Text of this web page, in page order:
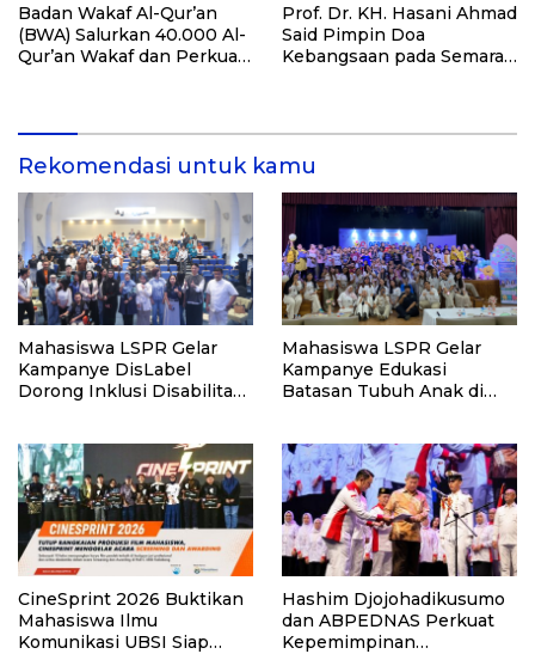
Badan Wakaf Al-Qur’an
(BWA) Salurkan 40.000 Al-
Qur’an Wakaf dan Perkuat
Prof. Dr. KH. Hasani Ahmad
Said Pimpin Doa
Kebangsaan pada Semarak
Rekomendasi untuk kamu
Mahasiswa LSPR Gelar
Kampanye DisLabel
Dorong Inklusi Disabilitas
Mahasiswa LSPR Gelar
Kampanye Edukasi
Batasan Tubuh Anak di
CineSprint 2026 Buktikan
Mahasiswa Ilmu
Komunikasi UBSI Siap
Hashim Djojohadikusumo
dan ABPEDNAS Perkuat
Kepemimpinan